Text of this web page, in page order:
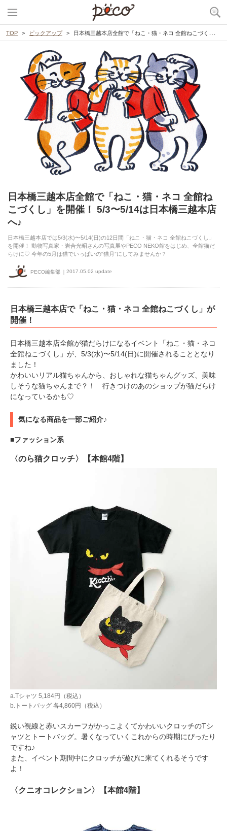
TOP ピックアップ 日本橋三越本店全館で「ねこ・猫・ネコ 全館ねこづくし」を開催！ 5/3〜5/14は日本橋三越本店へ♪
日本橋三越本店全館で「ねこ・猫・ネコ 全館ね
こづくし」を開催！ 5/3〜5/14は日本橋三越本店
へ♪
日本橋三越本店では5/3(水)〜5/14(日)の12日間「ねこ・猫・ネコ 全館ねこづくし」
を開催！ 動物写真家・岩合光昭さんの写真展やPECO NEKO館をはじめ、全館猫だ
らけに♡ 今年の5月は猫でいっぱいの“猫月”にしてみませんか？
PECO編集部 2017.05.02 update
日本橋三越本店で「ねこ・猫・ネコ 全館ねこづくし」が
開催！
日本橋三越本店全館が猫だらけになるイベント「ねこ・猫・ネコ
全館ねこづくし」が、5/3(水)〜5/14(日)に開催されることとなり
ました！
かわいいリアル猫ちゃんから、おしゃれな猫ちゃんグッズ、美味
しそうな猫ちゃんまで？！ 行きつけのあのショップが猫だらけ
になっているかも♡
気になる商品を一部ご紹介♪
■ファッション系
〈のら猫クロッチ〉【本館4階】
a.Tシャツ 5,184円（税込）
b.トートバッグ 各4,860円（税込）
鋭い視線と赤いスカーフがかっこよくてかわいいクロッチのTシ
ャツとトートバッグ。暑くなっていくこれからの時期にぴったり
ですね♪
また、イベント期間中にクロッチが遊びに来てくれるそうです
よ！
〈クニオコレクション〉【本館4階】